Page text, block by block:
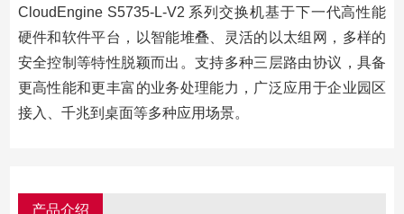
CloudEngine S5735-L-V2 系列交换机基于下一代高性能
硬件和软件平台，以智能堆叠、灵活的以太组网，多样的
安全控制等特性脱颖而出。支持多种三层路由协议，具备
更高性能和更丰富的业务处理能力，广泛应用于企业园区
接入、千兆到桌面等多种应用场景。
产品介绍